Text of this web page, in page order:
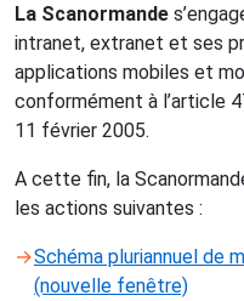
La Scanormande
intranet, extranet et ses
applications mobiles et
conformément à l’article
11 février 2005.
A cette fin, la
les actions suivantes :
Schéma pluriannuel de
(nouvelle fenêtre)